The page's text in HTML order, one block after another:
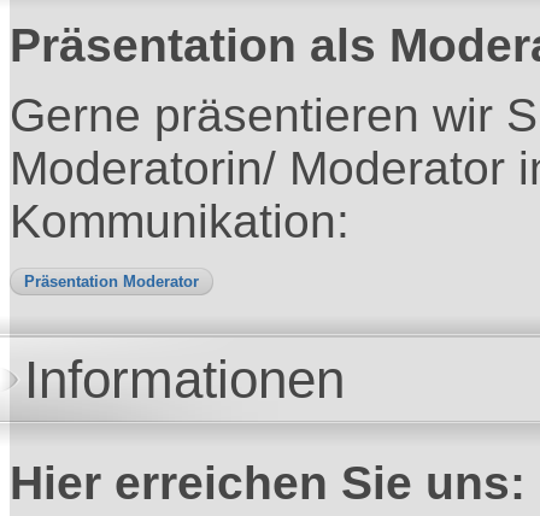
Präsentation als
Gerne präsentieren wir
Moderatorin/ Moderator
Kommunikation:
Präsentation Moderator
Informationen
Hier erreichen Sie uns: